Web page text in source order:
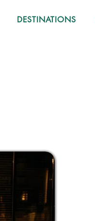
DESTINATIONS